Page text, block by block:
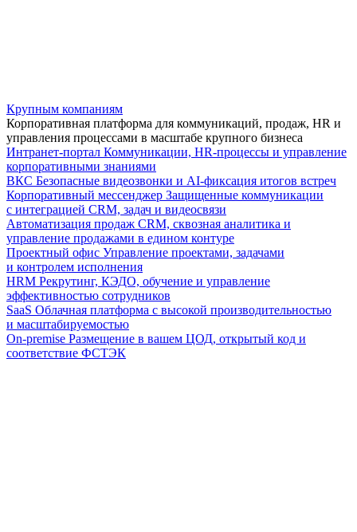
Крупным компаниям
Корпоративная платформа для коммуникаций, продаж, HR и
управления процессами в масштабе крупного бизнеса
Интранет-портал Коммуникации, HR-процессы и управление
корпоративными знаниями
ВКС Безопасные видеозвонки и AI-фиксация итогов встреч
Корпоративный мессенджер Защищенные коммуникации
с интеграцией CRM, задач и видеосвязи
Автоматизация продаж CRM, сквозная аналитика и
управление продажами в едином контуре
Проектный офис Управление проектами, задачами
и контролем исполнения
HRM Рекрутинг, КЭДО, обучение и управление
эффективностью сотрудников
SaaS Облачная платформа с высокой производительностью
и масштабируемостью
On-premise Размещение в вашем ЦОД, открытый код и
соответствие ФСТЭК